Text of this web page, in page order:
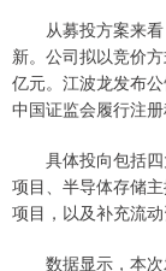
从募投方案来看
新。公司拟以竞价
亿元。江波龙发布
中国证监会履行注册
具体投向包括四
项目、半导体存储
项目，以及补充流动
数据显示，本次